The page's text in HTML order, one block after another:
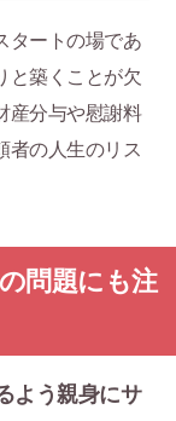
タートの場であ
と築くことが欠
産分与や慰謝料
者の人生のリス
問題にも注
よう親身にサ